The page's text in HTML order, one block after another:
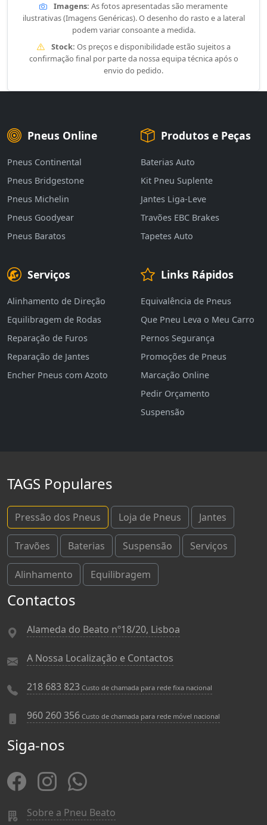
Imagens: As fotos apresentadas são meramente
ilustrativas (Imagens Genéricas). O desenho do rasto e a lateral
podem variar consoante a medida.
Stock: Os preços e disponibilidade estão sujeitos a
confirmação final por parte da nossa equipa técnica após o
envio do pedido.
Pneus Online
Pneus Continental
Pneus Bridgestone
Pneus Michelin
Pneus Goodyear
Pneus Baratos
Produtos e Peças
Baterias Auto
Kit Pneu Suplente
Jantes Liga-Leve
Travões EBC Brakes
Tapetes Auto
Serviços
Alinhamento de Direção
Equilibragem de Rodas
Reparação de Furos
Reparação de Jantes
Encher Pneus com Azoto
Links Rápidos
Equivalência de Pneus
Que Pneu Leva o Meu Carro
Pernos Segurança
Promoções de Pneus
Marcação Online
Pedir Orçamento
Suspensão
TAGS Populares
Pressão dos Pneus Loja de Pneus Jantes
Travões Baterias Suspensão Serviços
Alinhamento Equilibragem
Contactos
Alameda do Beato nº18/20, Lisboa
A Nossa Localização e Contactos
218 683 823 Custo de chamada para rede fixa nacional
960 260 356 Custo de chamada para rede móvel nacional
Siga-nos
Sobre a Pneu Beato